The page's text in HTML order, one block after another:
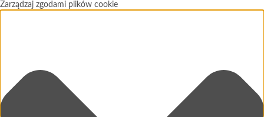
Zarządzaj zgodami plików cookie